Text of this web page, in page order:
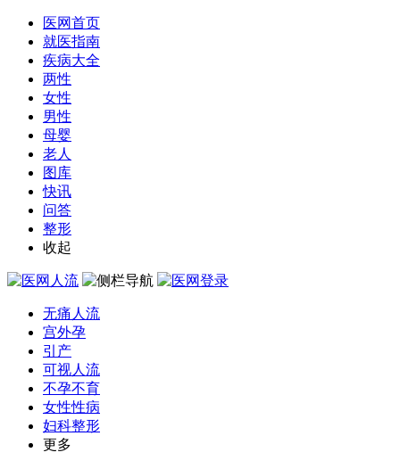
医网首页
就医指南
疾病大全
两性
女性
男性
母婴
老人
图库
快讯
问答
整形
收起
无痛人流
宫外孕
引产
可视人流
不孕不育
女性性病
妇科整形
更多